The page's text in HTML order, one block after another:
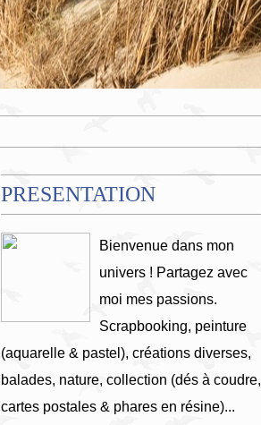
PRESENTATION
Bienvenue dans mon
univers ! Partagez avec
moi mes passions.
Scrapbooking, peinture
(aquarelle & pastel), créations diverses,
balades, nature, collection (dés à coudre,
cartes postales & phares en résine)...